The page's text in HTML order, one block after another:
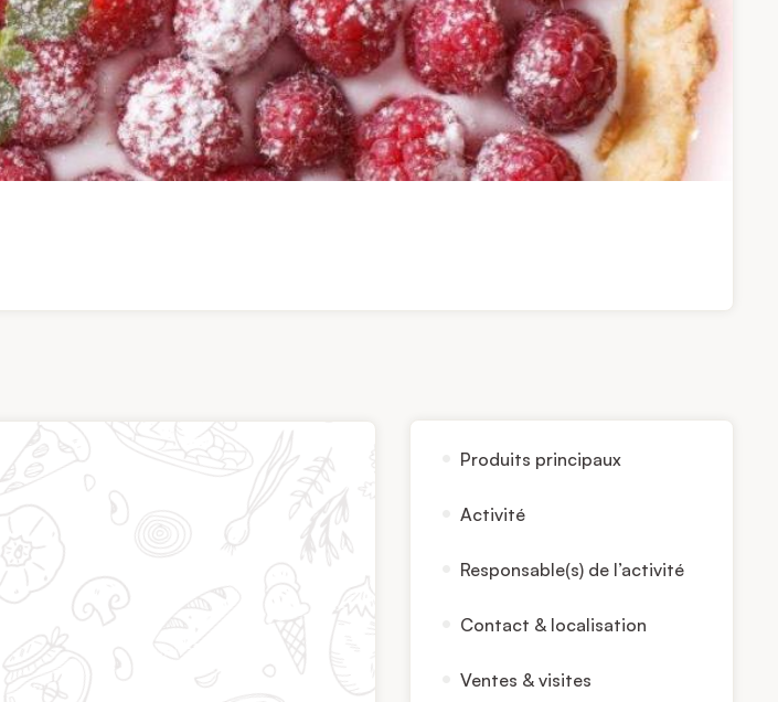
Produits principaux
Activité
Responsable(s) de l’activité
Contact & localisation
Ventes & visites